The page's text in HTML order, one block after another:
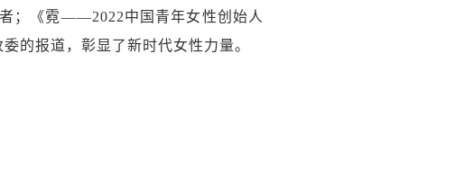
；《霓——2022中国青年女性创始人
的报道，彰显了新时代女性力量。